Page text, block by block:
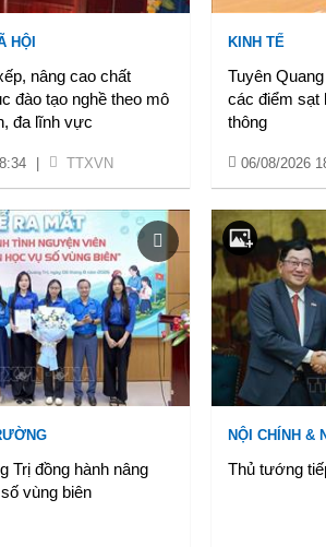
HỘI
nâng cao chất
đào tạo nghề theo mô
đa lĩnh vực
TTXVN
KINH TẾ
Tuyên
các điểm sạt
thông
06/08/2026
Trị đồng hành nâng
vùng biên
NỘI CHÍNH &
Thủ tướng